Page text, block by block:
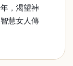
，渴望神
慧女人傳